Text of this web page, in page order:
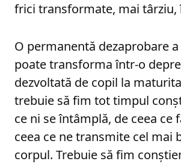
frici transformate, mai târziu,
O permanentă dezaprobare
poate transforma într-o
dezvoltată de copil la
trebuie să fim tot timpul
ce ni se întâmplă, de ceea ce
ceea ce ne transmite cel mai
corpul. Trebuie să fim